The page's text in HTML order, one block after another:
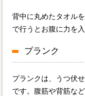
背中に丸めたタオル
で行うとお腹に力を
プランク
プランクは、うつ伏
です。腹筋や背筋な